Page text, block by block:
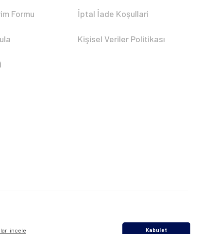
incele Kabul et
Formu İptal İade Koşullari
Kişisel Veriler Politikası